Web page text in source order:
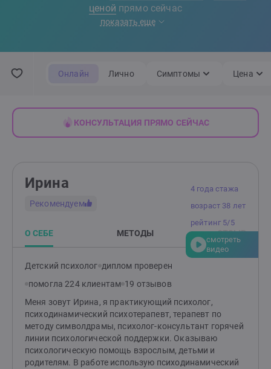
ценой прямо сейчас
показать еще
Онлайн Лично Симптомы Цена
КОНСУЛЬТАЦИЯ ПРЯМО СЕЙЧАС
4 года стажа
возраст 38 лет
рейтинг 5/5
смотреть
видео
Ирина
Рекомендуем
О СЕБЕ МЕТОДЫ ОТЗЫВ
Детский психолог диплом проверен
помогла 224 клиентам 19 отзывов
Меня зовут Ирина, я практикующий психолог,
психодинамический психотерапевт, терапевт по
методу символдрамы, психолог-консультант горячей
линии психологической поддержки. Оказываю
психологическую помощь взрослым, детьми и
родителям. В работе использую психодинамический